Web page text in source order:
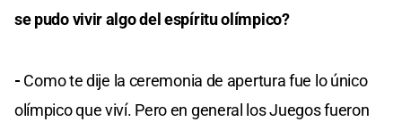
se pudo vivir algo del espíritu olímpico?
- Como te dije la ceremonia de apertura fue lo único
olímpico que viví. Pero en general los Juegos fueron